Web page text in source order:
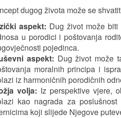
dugog života može se
aspekt: Dug život može
u porodici i poštovanja
pojedinca.
aspekt: Dug život može
moralnih principa i
iz harmoničnih porodičnih
volja: Iz perspektive vjere,
kao nagrada za
koji slijede Njegove